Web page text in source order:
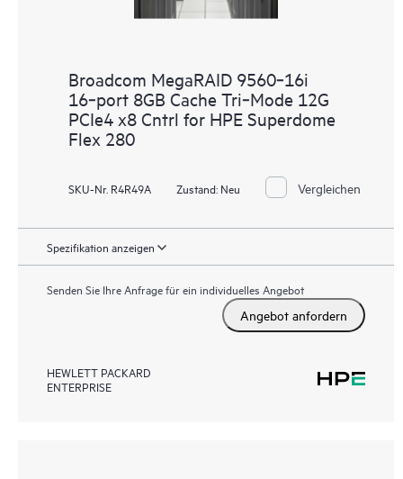
Broadcom MegaRAID 9560‑16i
16‑port 8GB Cache Tri‑Mode 12G
PCIe4 x8 Cntrl for HPE Superdome
Flex 280
SKU-Nr. R4R49A Zustand: Neu Vergleichen
Spezifikation anzeigen
Senden Sie Ihre Anfrage für ein individuelles Angebot
Angebot anfordern
HEWLETT PACKARD
ENTERPRISE